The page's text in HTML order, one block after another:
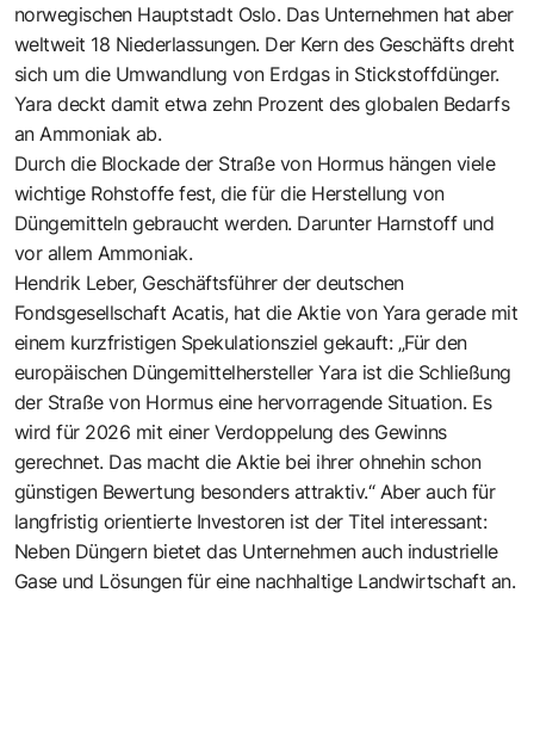
norwegischen Hauptstadt Oslo. Das Unternehmen hat aber
weltweit 18 Niederlassungen. Der Kern des Geschäfts dreht
sich um die Umwandlung von Erdgas in Stickstoffdünger.
Yara deckt damit etwa zehn Prozent des globalen Bedarfs
an Ammoniak ab.
Durch die Blockade der Straße von Hormus hängen viele
wichtige Rohstoffe fest, die für die Herstellung von
Düngemitteln gebraucht werden. Darunter Harnstoff und
vor allem Ammoniak.
Hendrik Leber, Geschäftsführer der deutschen
Fondsgesellschaft Acatis, hat die Aktie von Yara gerade mit
einem kurzfristigen Spekulationsziel gekauft: „Für den
europäischen Düngemittelhersteller Yara ist die Schließung
der Straße von Hormus eine hervorragende Situation. Es
wird für 2026 mit einer Verdoppelung des Gewinns
gerechnet. Das macht die Aktie bei ihrer ohnehin schon
günstigen Bewertung besonders attraktiv.“ Aber auch für
langfristig orientierte Investoren ist der Titel interessant:
Neben Düngern bietet das Unternehmen auch industrielle
Gase und Lösungen für eine nachhaltige Landwirtschaft an.